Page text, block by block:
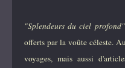
"Splendeurs du ciel profond"
offerts par la voûte céleste.
voyages, mais aussi